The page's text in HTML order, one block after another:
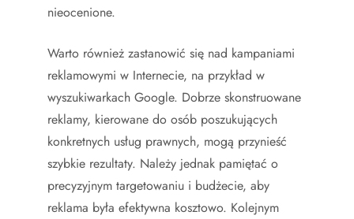
nieocenione.
Warto również zastanowić się nad kampaniami
reklamowymi w Internecie, na przykład w
wyszukiwarkach Google. Dobrze skonstruowane
reklamy, kierowane do osób poszukujących
konkretnych usług prawnych, mogą przynieść
szybkie rezultaty. Należy jednak pamiętać o
precyzyjnym targetowaniu i budżecie, aby
reklama była efektywna kosztowo. Kolejnym